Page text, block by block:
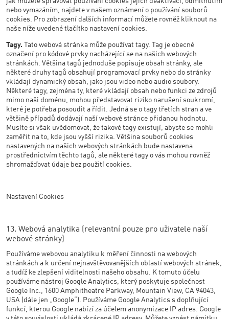
nebo vymazáním, najdete v našem oznámení o používání souborů
cookies. Pro zobrazení dalších informací můžete rovněž kliknout na
naše níže uvedené tlačítko nastavení cookies.
Tagy. Tato webová stránka může používat tagy. Tag je obecné
označení pro kódové prvky nacházející se na našich webových
stránkách. Většina tagů jednoduše popisuje obsah stránky, ale
některé druhy tagů obsahují programovací prvky nebo do stránky
vkládají dynamický obsah, jako jsou video nebo audio soubory.
Některé tagy, zejména ty, které vkládají obsah nebo funkci ze zdrojů
mimo naši doménu, mohou představovat riziko narušení soukromí,
které je potřeba posoudit a řídit. Jedná se o tagy třetích stran a ve
většině případů dodávají naší webové stránce přidanou hodnotu.
Musíte si však uvědomovat, že takové tagy existují, abyste se mohli
zaměřit na to, kde jsou vyšší rizika. Většina souborů cookies
nastavených na našich webových stránkách bude nastavena
prostřednictvím těchto tagů, ale některé tagy o vás mohou rovněž
shromažďovat údaje bez použití cookies.
Nastavení Cookies
13. Webová analytika (relevantní pouze pro uživatele naší
webové stránky)
Používáme webovou analytiku k měření činnosti na webových
stránkách a k určení nejnavštěvovanějších oblastí webových stránek,
a tudíž ke zlepšení viditelnosti našeho obsahu. K tomuto účelu
používáme nástroj Google Analytics, který poskytuje společnost
Google Inc., 1600 Amphitheatre Parkway, Mountain View, CA 94043,
USA (dále jen „Google“). Používáme Google Analytics s doplňující
funkcí, kterou Google nabízí za účelem anonymizace IP adres. Google